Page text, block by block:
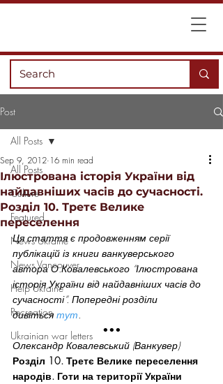
Post
All Posts
Culture
Featured
News Ukraine
News Vancouver
Help Ukraine
Recreation
Ukrainian war letters
All Posts
Ілюстрована історія України від
найдавніших часів до сучасності.
Розділ 10. Третє Велике
переселення
Sep 9, 2012 16 min read
Ця стаття є продовженням серії
публікацій із книги ванкуверського
автора О.Ковалевського “Ілюстрована
історія України від найдавніших часів до
сучасності”. Попередні розділи
дивіться тут.
•••
Олександр Ковалевський (Ванкувер)
Розділ 10. Третє Велике переселення
народів. Готи на території України